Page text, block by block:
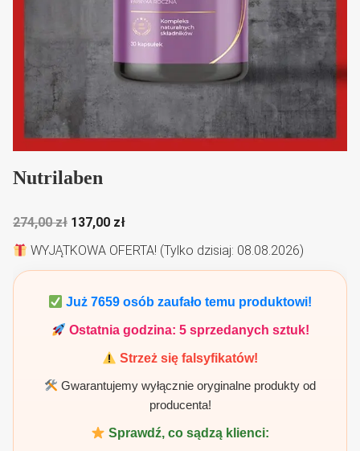
Nutrilaben
274,00zł Pierwotna
cena
137,00 złAktualna
cena
wynosi:
WYJĄTKOWA OFERTA! (Tylko dzisiaj: 08.08.2026)
Już7659 osób zaufało temu produktowi!
Ostatnia godzina: 5sprzedanych sztuk!
Strzeż się falsyfikatów!
Gwarantujemy wyłącznie oryginalne produkty od
producenta!
Sprawdź, co sądzą klienci: